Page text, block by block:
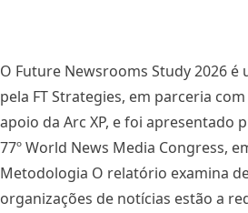
O Future Newsrooms Study 2026
pela FT Strategies, em parceria com
apoio da Arc XP, e foi apresentado
77º World News Media Congress,
Metodologia O relatório examina
organizações de notícias estão a